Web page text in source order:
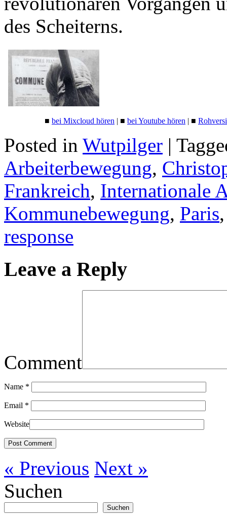
des Scheiterns.
■ bei Mixcloud hören | ■ bei Youtube hören | ■
Posted in Wutpilger |
Arbeiterbewegung,
Frankreich, Internationale
Kommunebewegung, Paris
response
Leave a Reply
Comment
Name *
Email *
Website
« Previous Next »
Suchen
Suchen